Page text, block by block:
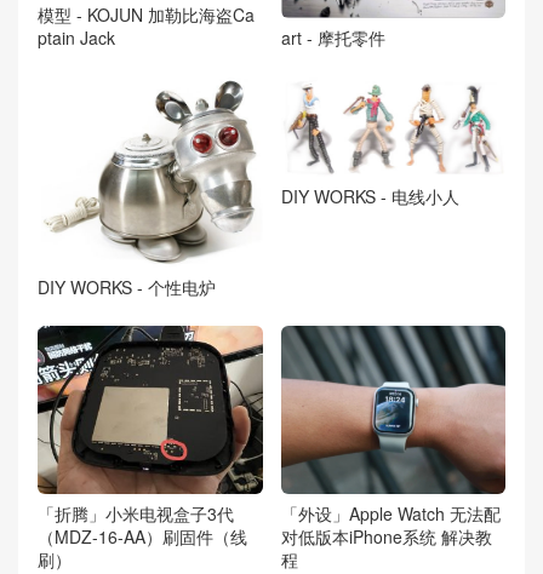
模型 - KOJUN 加勒比海盗Ca
ptain Jack
art - 摩托零件
DIY WORKS - 个性电炉
DIY WORKS - 电线小人
「折腾」小米电视盒子3代
（MDZ-16-AA）刷固件（线
刷）
「外设」Apple Watch 无法配
对低版本iPhone系统 解决教
程